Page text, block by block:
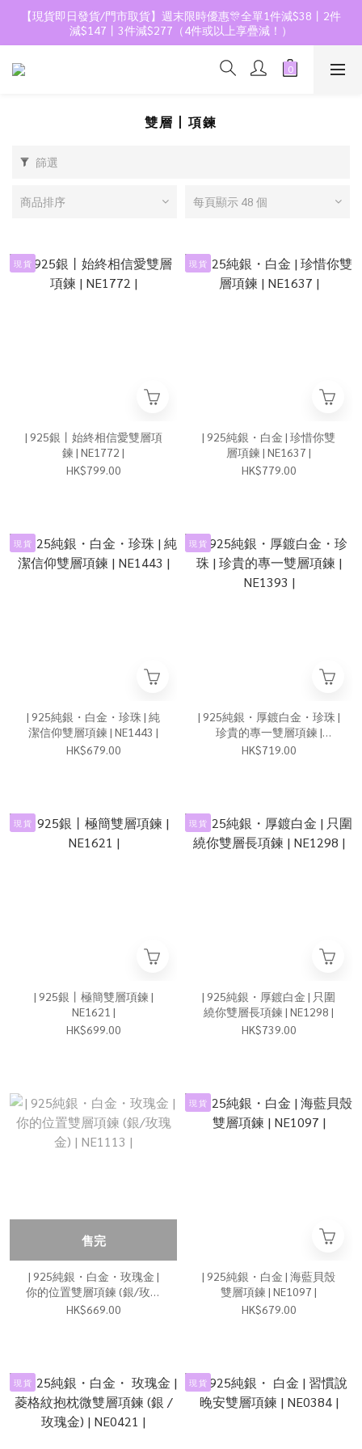
【現貨即日發貨/門市取貨】週末限時優惠🎊全單1件減$38丨2件
減$147丨3件減$277（4件或以上享疊減！）
雙層丨項鍊
篩選
商品排序 每頁顯示 48 個
現 貨
| 925銀丨始終相信愛雙層項
鍊 | NE1772 |
HK$799.00
現 貨
| 925純銀・白金 | 珍惜你雙
層項鍊 | NE1637 |
HK$779.00
現 貨
| 925純銀・白金・珍珠 | 純
潔信仰雙層項鍊 | NE1443 |
HK$679.00
現 貨
| 925純銀・厚鍍白金・珍珠 |
珍貴的專一雙層項鍊 |
NE1393 |
HK$719.00
現 貨
| 925銀丨極簡雙層項鍊 |
NE1621 |
HK$699.00
現 貨
| 925純銀・厚鍍白金 | 只圍
繞你雙層長項鍊 | NE1298 |
HK$739.00
售完
| 925純銀・白金・玫瑰金 |
你的位置雙層項鍊 (銀/玫瑰
金) | NE1113 |
HK$669.00
現 貨
| 925純銀・白金 | 海藍貝殼
雙層項鍊 | NE1097 |
HK$679.00
現 貨 現 貨